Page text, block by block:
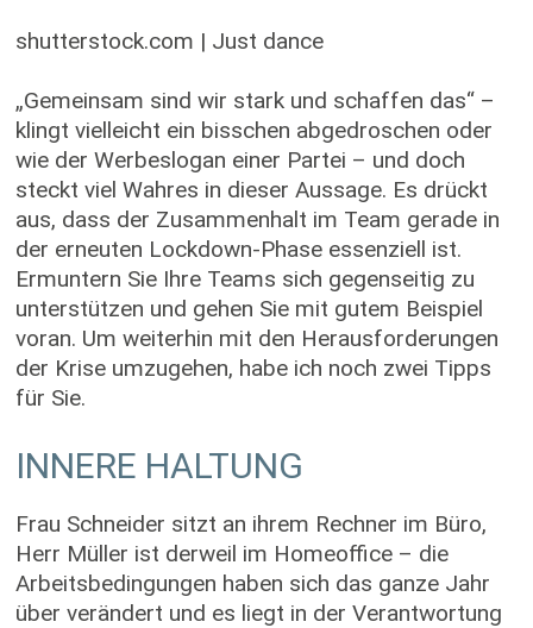
shutterstock.com | Just dance
„Gemeinsam sind wir stark und schaffen das“ –
klingt vielleicht ein bisschen abgedroschen oder
wie der Werbeslogan einer Partei – und doch
steckt viel Wahres in dieser Aussage. Es drückt
aus, dass der Zusammenhalt im Team gerade in
der erneuten Lockdown-Phase essenziell ist.
Ermuntern Sie Ihre Teams sich gegenseitig zu
unterstützen und gehen Sie mit gutem Beispiel
voran. Um weiterhin mit den Herausforderungen
der Krise umzugehen, habe ich noch zwei Tipps
für Sie.
INNERE HALTUNG
Frau Schneider sitzt an ihrem Rechner im Büro,
Herr Müller ist derweil im Homeoffice – die
Arbeitsbedingungen haben sich das ganze Jahr
über verändert und es liegt in der Verantwortung